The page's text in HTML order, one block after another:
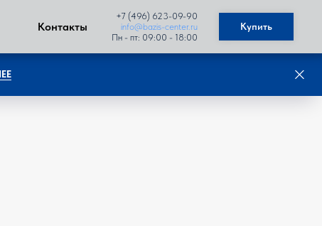
Контакты
+7 (496) 623-09-90
info@bazis-center.ru
Пн - пт: 09:00 - 18:00
Купить